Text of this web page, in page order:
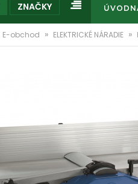
ZNAČKY
E-obchod » ELEKTRICKÉ NÁRADIE »